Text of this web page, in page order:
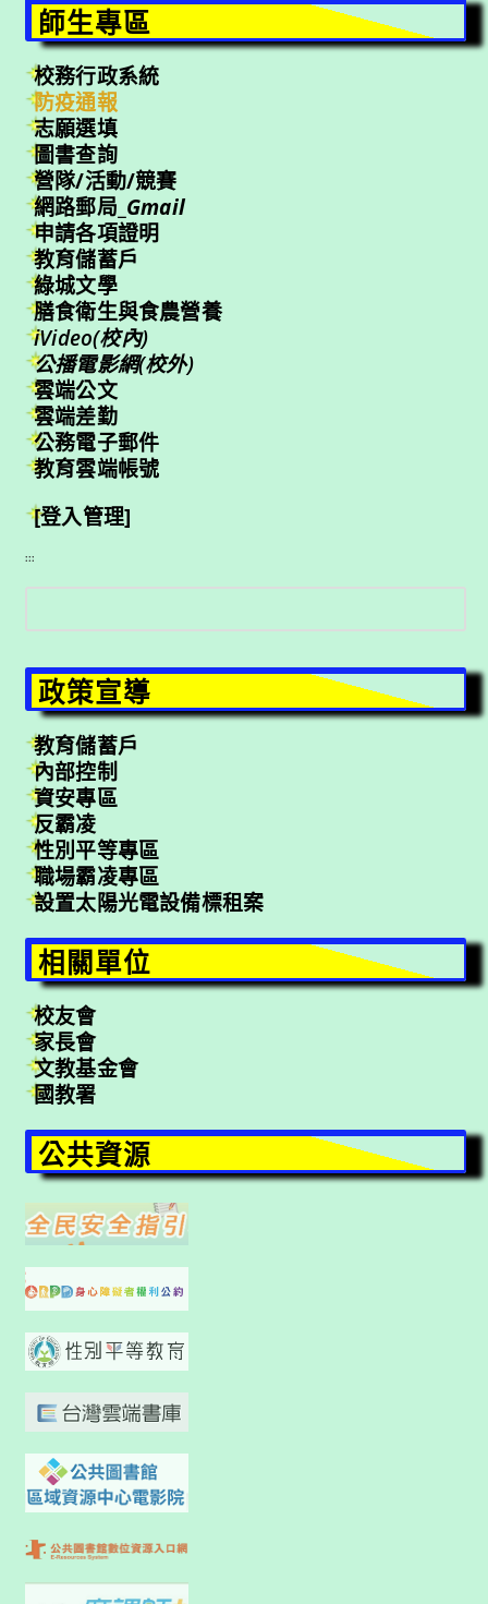
師生專區
校務行政系統
防疫通報
志願選填
圖書查詢
營隊/活動/競賽
網路郵局_ Gmail
申請各項證明
教育儲蓄戶
綠城文學
膳食衛生與食農營養
iVideo(校內)
公播電影網(校外)
雲端公文
雲端差勤
公務電子郵件
教育雲端帳號
[登入管理]
:::
搜
尋
政策宣導
教育儲蓄戶
內部控制
資安專區
反霸凌
性別平等專區
職場霸凌專區
設置太陽光電設備標租案
相關單位
校友會
家長會
文教基金會
國教署
公共資源